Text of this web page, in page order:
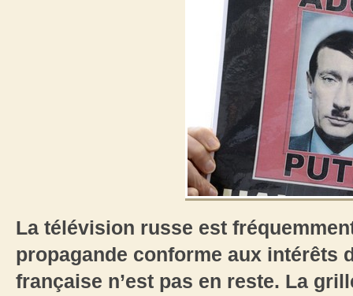
La télévision russe est
propagande conforme aux intérêts
française n’est pas en reste. La